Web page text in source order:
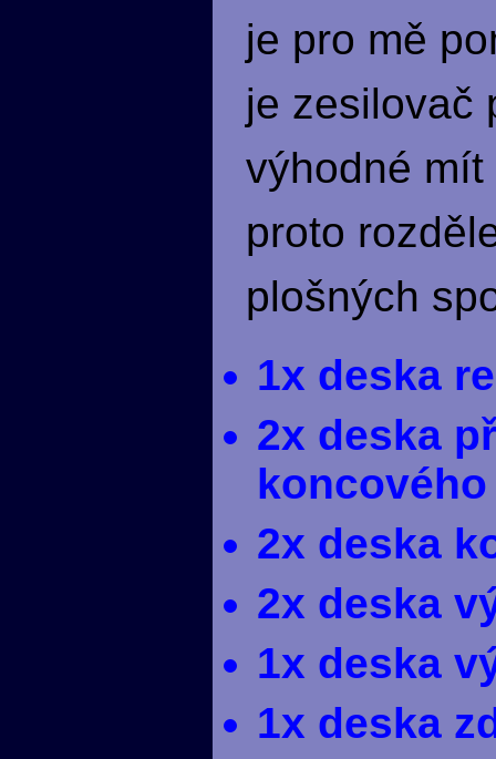
je pro mě
je zesilovač
výhodné
proto
plošných
1x deska
2x deska
2x deska
2x deska
1x deska
1x deska